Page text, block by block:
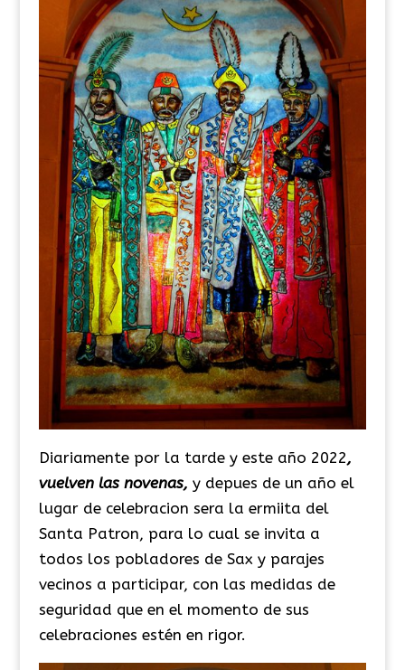
Diariamente por la tarde y este año 2022,
vuelven las novenas, y depues de un año el
lugar de celebracion sera la ermiita del
Santa Patron, para lo cual se invita a
todos los pobladores de Sax y parajes
vecinos a participar, con las medidas de
seguridad que en el momento de sus
celebraciones estén en rigor.